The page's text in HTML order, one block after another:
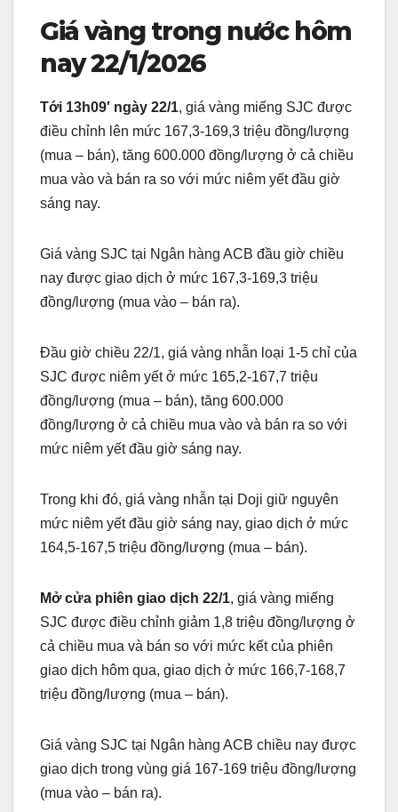
Giá vàng trong nước hôm
nay 22/1/2026
Tới 13h09′ ngày 22/1, giá vàng miếng SJC được
điều chỉnh lên mức 167,3-169,3 triệu đồng/lượng
(mua – bán), tăng 600.000 đồng/lượng ở cả chiều
mua vào và bán ra so với mức niêm yết đầu giờ
sáng nay.
Giá vàng SJC tại Ngân hàng ACB đầu giờ chiều
nay được giao dịch ở mức 167,3-169,3 triệu
đồng/lượng (mua vào – bán ra).
Đầu giờ chiều 22/1, giá vàng nhẫn loại 1-5 chỉ của
SJC được niêm yết ở mức 165,2-167,7 triệu
đồng/lượng (mua – bán), tăng 600.000
đồng/lượng ở cả chiều mua vào và bán ra so với
mức niêm yết đầu giờ sáng nay.
Trong khi đó, giá vàng nhẫn tại Doji giữ nguyên
mức niêm yết đầu giờ sáng nay, giao dịch ở mức
164,5-167,5 triệu đồng/lượng (mua – bán).
Mở cửa phiên giao dịch 22/1, giá vàng miếng
SJC được điều chỉnh giảm 1,8 triệu đồng/lượng ở
cả chiều mua và bán so với mức kết của phiên
giao dịch hôm qua, giao dịch ở mức 166,7-168,7
triệu đồng/lượng (mua – bán).
Giá vàng SJC tại Ngân hàng ACB chiều nay được
giao dịch trong vùng giá 167-169 triệu đồng/lượng
(mua vào – bán ra).